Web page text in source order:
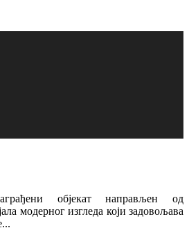
објекат направљен од
модерног изгледа који задовољава